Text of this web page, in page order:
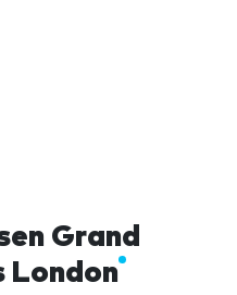
Grand
London